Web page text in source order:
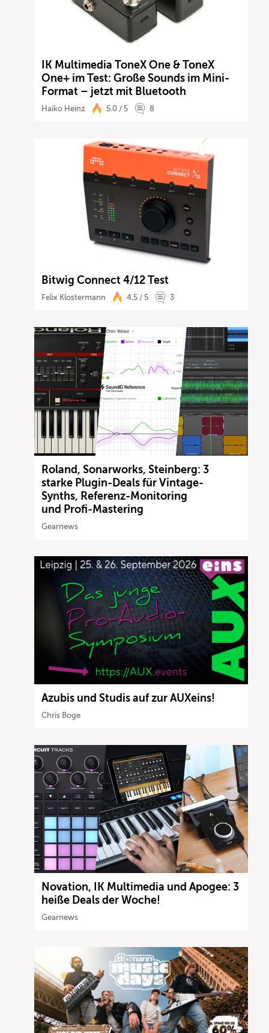
IK Multimedia ToneX One & ToneX
One+ im Test: Große Sounds im Mini-
Format – jetzt mit Bluetooth
Haiko Heinz 5.0 / 5 8
Bitwig Connect 4/12 Test
Felix Klostermann 4.5 / 5 3
Roland, Sonarworks, Steinberg: 3
starke Plugin-Deals für Vintage-
Synths, Referenz-Monitoring
und Profi-Mastering
Gearnews
Azubis und Studis auf zur AUXeins!
Chris Boge
Novation, IK Multimedia und Apogee: 3
heiße Deals der Woche!
Gearnews